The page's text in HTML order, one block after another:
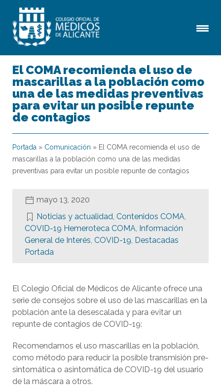
El COMA recomienda el uso de
mascarillas a la población como
una de las medidas preventivas
para evitar un posible repunte
de contagios
Portada » Comunicación » El COMA recomienda el uso de
mascarillas a la población como una de las medidas
preventivas para evitar un posible repunte de contagios
mayo 13, 2020
Noticias y actualidad, Contenidos COMA,
COVID-19 Hemeroteca COMA, Información
General de Interés, COVID-19, Destacadas
Portada
El Colegio Oficial de Médicos de Alicante ofrece una
serie de consejos sobre el uso de las mascarillas en la
población ante la desescalada y para evitar un
repunte de contagios de COVID-19:
Recomendamos el uso mascarillas en la población,
como método para reducir la posible transmisión pre-
sintomática o asintomática de COVID-19 del usuario
de la máscara a otros.